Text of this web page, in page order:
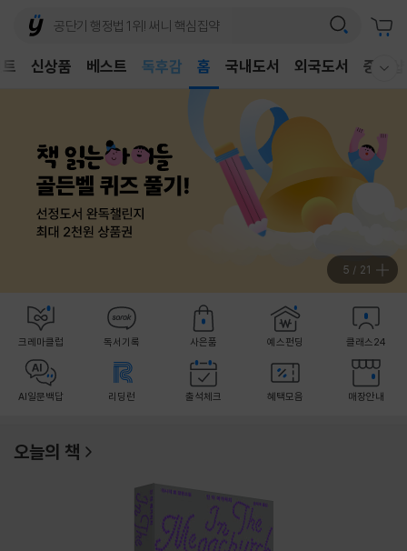
신상품 베스트
독후감
홈 국내도서 외국도서 중고샵
6 / 21
크레마클럽 독서기록 사은품 예스펀딩 클래스24
AI일문백답 리딩런 출석체크 혜택모음 매장안내
오늘의 책